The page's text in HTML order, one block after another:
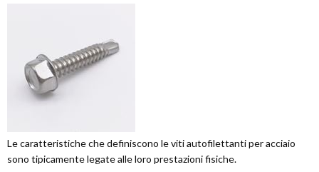
Le caratteristiche che definiscono le viti autofilettanti per acciaio
sono tipicamente legate alle loro prestazioni fisiche.